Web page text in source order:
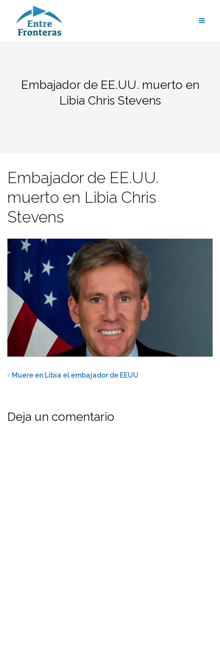
contenido
Embajador de EE.UU. muerto en
Libia Chris Stevens
Embajador de EE.UU.
muerto en Libia Chris
Stevens
Muere en Libia el embajador de EEUU
Deja un comentario